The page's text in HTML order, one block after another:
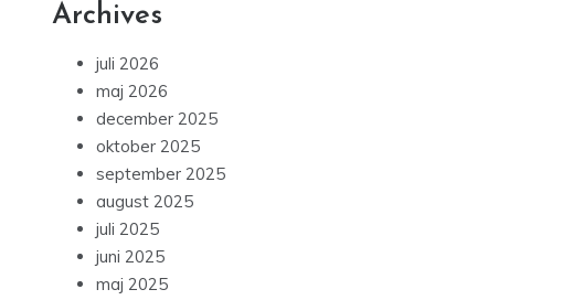
Archives
juli 2026
maj 2026
december 2025
oktober 2025
september 2025
august 2025
juli 2025
juni 2025
maj 2025